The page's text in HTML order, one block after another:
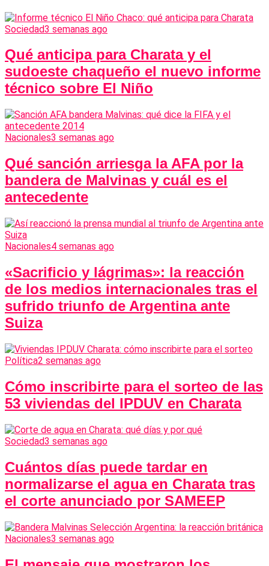
Sociedad3 semanas ago
Qué anticipa para Charata y el
sudoeste chaqueño el nuevo informe
técnico sobre El Niño
Nacionales3 semanas ago
Qué sanción arriesga la AFA por la
bandera de Malvinas y cuál es el
antecedente
Nacionales4 semanas ago
«Sacrificio y lágrimas»: la reacción
de los medios internacionales tras el
sufrido triunfo de Argentina ante
Suiza
Política2 semanas ago
Cómo inscribirte para el sorteo de las
53 viviendas del IPDUV en Charata
Sociedad3 semanas ago
Cuántos días puede tardar en
normalizarse el agua en Charata tras
el corte anunciado por SAMEEP
Nacionales3 semanas ago